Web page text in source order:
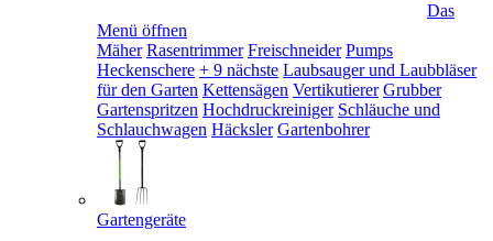
Das
Menü öffnen
Mäher Rasentrimmer Freischneider Pumps
Heckenschere + 9 nächste Laubsauger und Laubbläser
für den Garten Kettensägen Vertikutierer Grubber
Gartenspritzen Hochdruckreiniger Schläuche und
Schlauchwagen Häcksler Gartenbohrer
Gartengeräte